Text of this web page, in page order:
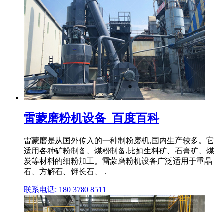
雷蒙磨粉机设备_百度百科
雷蒙磨是从国外传入的一种制粉磨机,国内生产较多。它
适用各种矿粉制备、煤粉制备,比如生料矿、石膏矿、煤
炭等材料的细粉加工。雷蒙磨粉机设备广泛适用于重晶
石、方解石、钾长石、 .
联系电话: 180 3780 8511